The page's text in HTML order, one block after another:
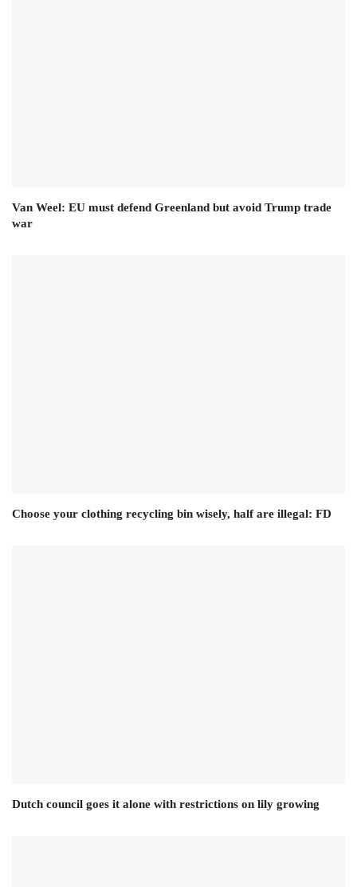
Van Weel: EU must defend Greenland but avoid Trump trade
war
Choose your clothing recycling bin wisely, half are illegal: FD
Dutch council goes it alone with restrictions on lily growing